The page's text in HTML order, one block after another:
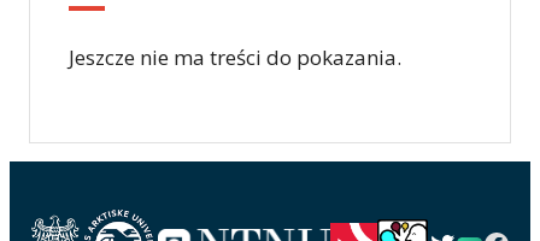
Jeszcze nie ma treści do pokazania.